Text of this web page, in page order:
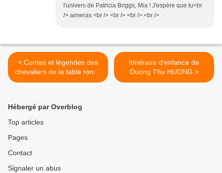
l'univers de Patricia Briggs, Mia ! J'espère que tu<br
/> aimeras.<br /> <br /> <br /> <br />
< Contes et légendes des
chevaliers de la table ronde
de Jacqueline MIRANDE
Itinéraire d'enfance de
Duong Thu HUONG >
Hébergé par Overblog
Top articles
Pages
Contact
Signaler un abus